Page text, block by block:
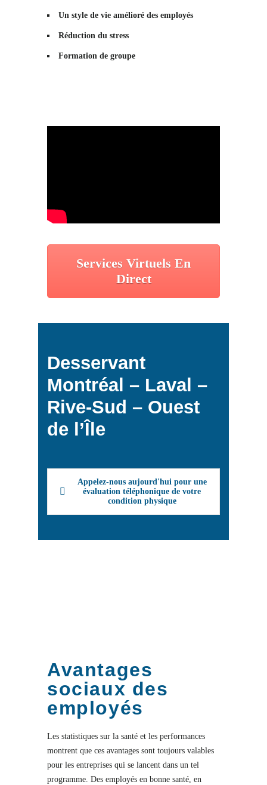
Un style de vie amélioré des employés
Réduction du stress
Formation de groupe
Services Virtuels En
Direct
Desservant
Montréal – Laval –
Rive-Sud – Ouest
de l’Île
Appelez-nous aujourd'hui pour une
évaluation téléphonique de votre
condition physique
Avantages
sociaux des
employés
Les statistiques sur la santé et les performances
montrent que ces avantages sont toujours valables
pour les entreprises qui se lancent dans un tel
programme. Des employés en bonne santé, en